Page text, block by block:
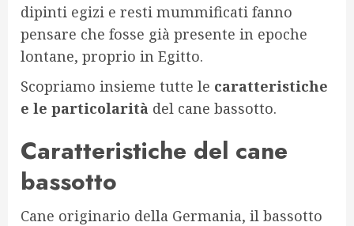
dipinti egizi e resti mummificati fanno
pensare che fosse già presente in epoche
lontane, proprio in Egitto.
Scopriamo insieme tutte le caratteristiche
e le particolarità del cane bassotto.
Caratteristiche del cane
bassotto
Cane originario della Germania, il bassotto